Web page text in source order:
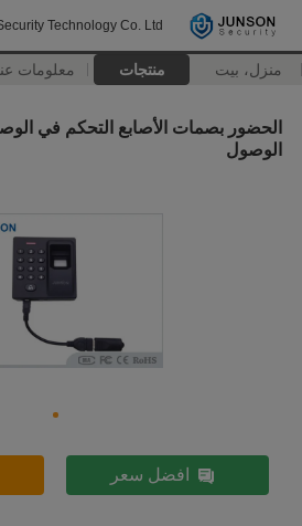
Technology Co. Ltd
منزل، بيت منتجات معلومات
الحضور بصمات الأصابع التحكم في
الوصول
افضل سعر